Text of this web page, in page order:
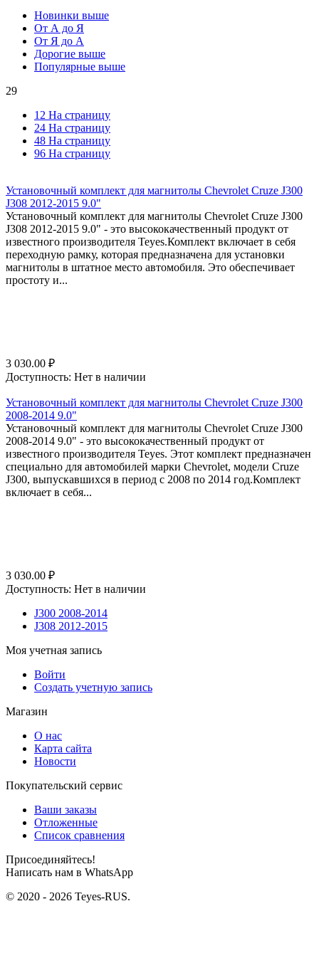
Новинки выше
От А до Я
От Я до А
Дорогие выше
Популярные выше
29
12 На страницу
24 На страницу
48 На страницу
96 На страницу
Установочный комплект для магнитолы Chevrolet Cruze J300
J308 2012-2015 9.0"
Установочный комплект для магнитолы Chevrolet Cruze J300
J308 2012-2015 9.0" - это высококачественный продукт от
известного производителя Teyes.Комплект включает в себя
переходную рамку, которая предназначена для установки
магнитолы в штатное место автомобиля. Это обеспечивает
простоту и...
3 030.00 ₽
Доступность: Нет в наличии
Установочный комплект для магнитолы Chevrolet Cruze J300
2008-2014 9.0"
Установочный комплект для магнитолы Chevrolet Cruze J300
2008-2014 9.0" - это высококачественный продукт от
известного производителя Teyes. Этот комплект предназначен
специально для автомобилей марки Chevrolet, модели Cruze
J300, выпускавшихся в период с 2008 по 2014 год.Комплект
включает в себя...
3 030.00 ₽
Доступность: Нет в наличии
J300 2008-2014
J308 2012-2015
Моя учетная запись
Войти
Создать учетную запись
Магазин
О нас
Карта сайта
Новости
Покупательский сервис
Ваши заказы
Отложенные
Список сравнения
Присоединяйтесь!
Написать нам в WhatsApp
© 2020 - 2026 Teyes-RUS.